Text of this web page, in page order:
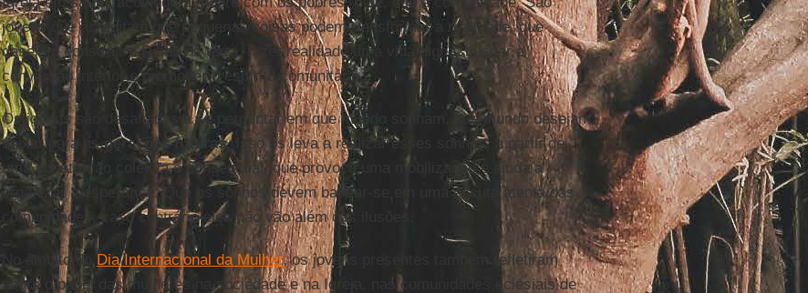
jovens que acreditam que pequenas coisas podem transformar a realidade, que
desejam construir o Reino na terra, fazer realidade uma vida digna, buscar a
conversão interior e promover o espírito comunitário.
Os jovens são desafiados a se perguntar em que mundo sonham, que mundo desejam
deixar para asgerações futuras. Isso os leva a realizar esses sonhos, a partir de
uma construção coletiva e consensual, que provoca uma mobilização e ajuda a
organizar a esperança. Que os sonhos devem basear-se em uma escuta atenta das
comunidades, caso contrário eles não vão além das ilusões.
No âmbito do Dia Internacional da Mulher, os jovens presentes também refletiram
sobre o papel das mulheres na sociedade e na Igreja, nas comunidades eclesiais de